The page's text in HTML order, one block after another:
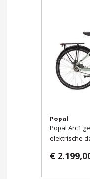
Popal
Popal Arc1
elektrische
€